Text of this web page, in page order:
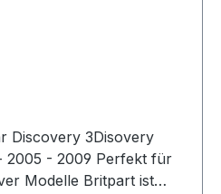
Discovery 3Disovery
2005 - 2009 Perfekt für
Modelle Britpart ist